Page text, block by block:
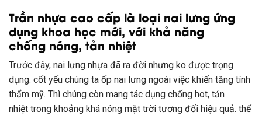
Trần nhựa cao cấp là loại nai lưng ứng
dụng khoa học mới, với khả năng
chống nóng, tản nhiệt
Trước đây, nai lưng nhựa đã ra đời nhưng ko được trọng
dụng. cốt yếu chúng ta ốp nai lưng ngoài việc khiến tăng tính
thẩm mỹ. Thì chúng còn mang tác dụng chống hot, tản
nhiệt trong khoảng khá nóng mặt trời tương đối hiệu quả. thế